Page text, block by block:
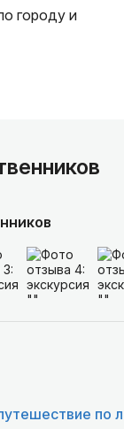
городу и
по